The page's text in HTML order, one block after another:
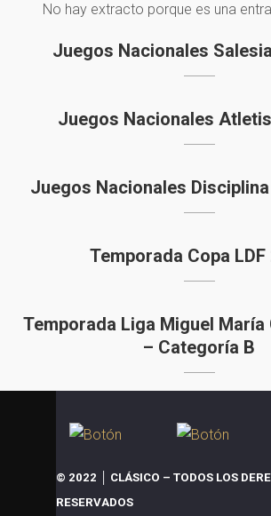
No hay extracto porque es una
Juegos Nacionales
Juegos Nacionales
Juegos Nacionales
Temporada Copa LDF
Temporada Liga Miguel María
– Categoría B
© 2022 │ CLÁSICO – TODOS LOS
RESERVADOS